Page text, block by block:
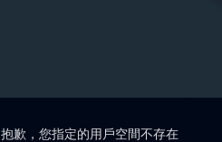
抱歉，您指定的用戶空間不存在